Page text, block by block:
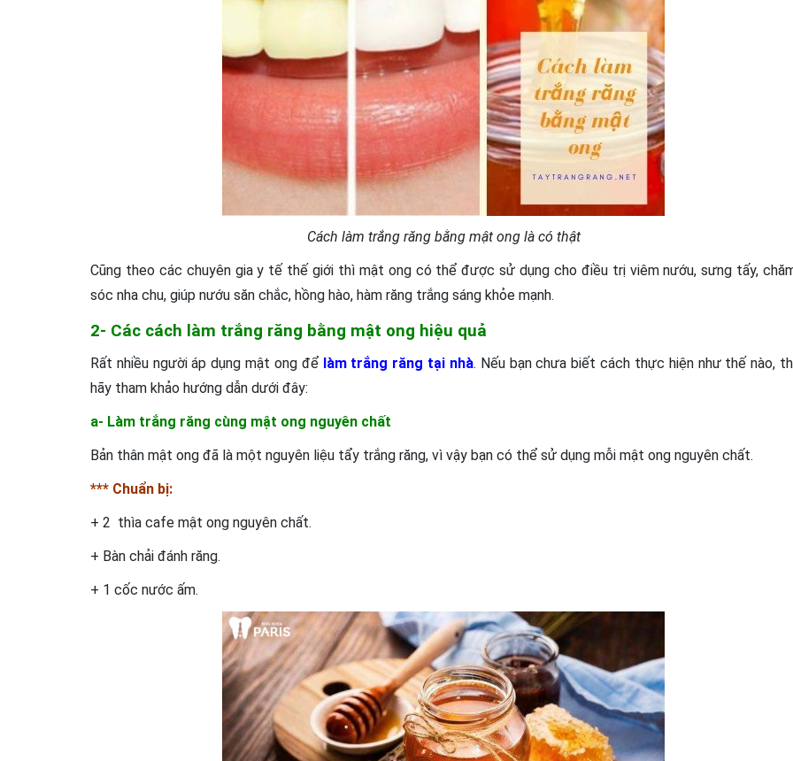
Cách làm trắng răng bằng mật ong là có thật
Cũng theo các chuyên gia y tế thế giới thì mật ong có thể được sử dụng cho điều trị viêm nướu, sưng tấy,
sóc nha chu, giúp nướu săn chắc, hồng hào, hàm răng trắng sáng khỏe mạnh.
2- Các cách làm trắng răng bằng mật ong hiệu quả
Rất nhiều người áp dụng mật ong để làm trắng răng tại nhà. Nếu bạn chưa biết cách thực hiện như thế nào,
hãy tham khảo hướng dẫn dưới đây:
a- Làm trắng răng cùng mật ong nguyên chất
Bản thân mật ong đã là một nguyên liệu tẩy trắng răng, vì vậy bạn có thể sử dụng mỗi mật ong nguyên chất.
*** Chuẩn bị:
+ 2 thìa cafe mật ong nguyên chất.
+ Bàn chải đánh răng.
+ 1 cốc nước ấm.